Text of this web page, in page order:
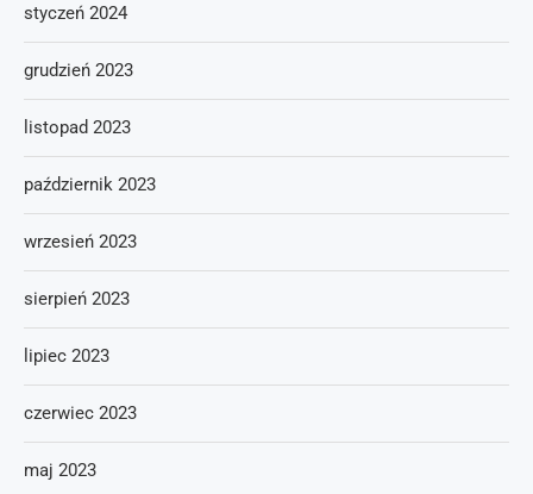
styczeń 2024
grudzień 2023
listopad 2023
październik 2023
wrzesień 2023
sierpień 2023
lipiec 2023
czerwiec 2023
maj 2023